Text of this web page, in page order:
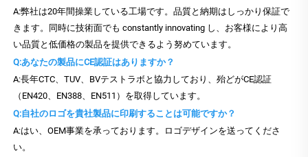
A:弊社は20年間操業している工場です。品質と納期はしっかり保証で
きます。同時に技術面でも constantly innovating し、お客様により高
い品質と低価格の製品を提供できるよう努めています。
Q:あなたの製品にCE認証はありますか？
A:長年CTC、TUV、BVテストラボと協力しており、殆どがCE認証
（EN420、EN388、EN511）を取得しています。
Q:自社のロゴを貴社製品に印刷することは可能ですか？
A:はい、OEM事業を承っております。ロゴデザインを送ってくださ
い。